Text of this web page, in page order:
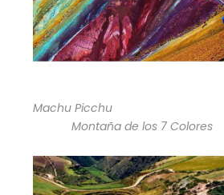
Machu
Montaña de los 7 Colores